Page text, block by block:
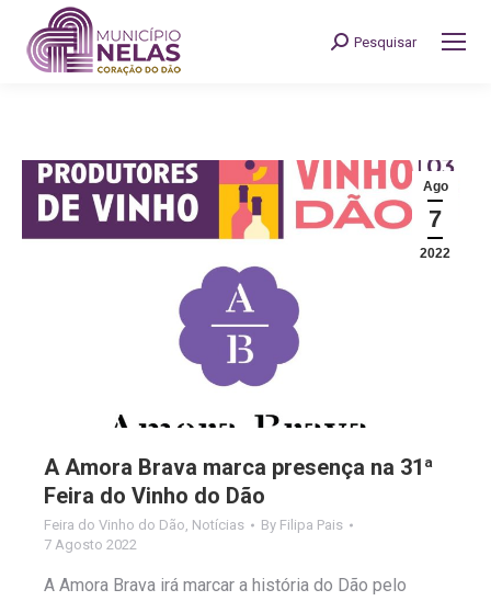
Search:
Pesquisar
Ago
7
2022
A Amora Brava marca presença na 31ª
Feira do Vinho do Dão
Feira do Vinho do Dão, Notícias By Filipa Pais
7 Agosto 2022
A Amora Brava irá marcar a história do Dão pelo